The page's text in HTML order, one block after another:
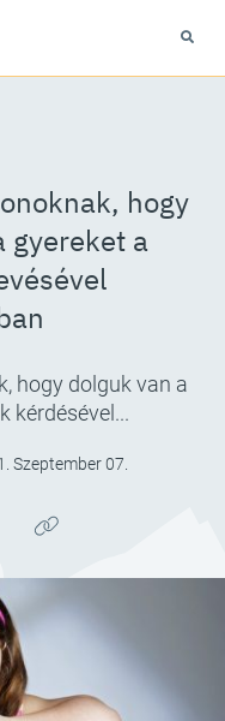
hogy
gyereket a
hogy dolguk van a
kérdésével...
Szeptember 07.